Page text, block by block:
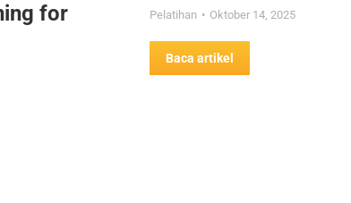
for
Pelatihan Oktober 14, 2025
Baca artikel